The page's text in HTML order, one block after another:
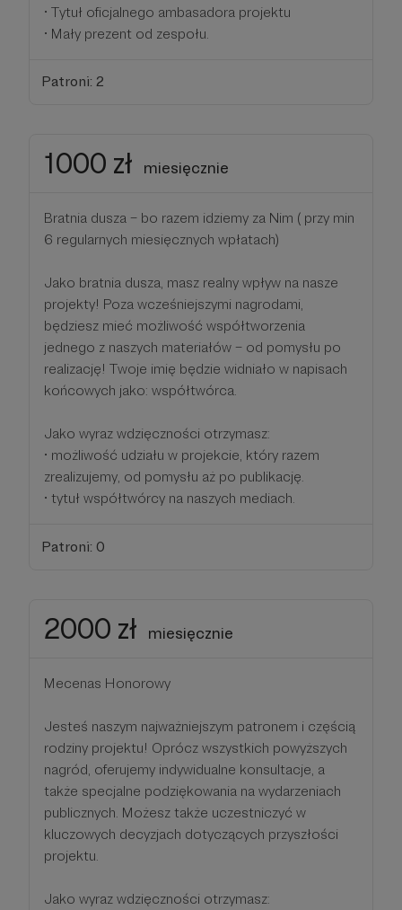
• Tytuł oficjalnego ambasadora projektu
• Mały prezent od zespołu.
Patroni: 2
1000 zł miesięcznie
Bratnia dusza – bo razem idziemy za Nim ( przy min
6 regularnych miesięcznych wpłatach)
Jako bratnia dusza, masz realny wpływ na nasze
projekty! Poza wcześniejszymi nagrodami,
będziesz mieć możliwość współtworzenia
jednego z naszych materiałów – od pomysłu po
realizację! Twoje imię będzie widniało w napisach
końcowych jako: współtwórca.
Jako wyraz wdzięczności otrzymasz:
• możliwość udziału w projekcie, który razem
zrealizujemy, od pomysłu aż po publikację.
• tytuł współtwórcy na naszych mediach.
Patroni: 0
2000 zł miesięcznie
Mecenas Honorowy
Jesteś naszym najważniejszym patronem i częścią
rodziny projektu! Oprócz wszystkich powyższych
nagród, oferujemy indywidualne konsultacje, a
także specjalne podziękowania na wydarzeniach
publicznych. Możesz także uczestniczyć w
kluczowych decyzjach dotyczących przyszłości
projektu.
Jako wyraz wdzięczności otrzymasz: